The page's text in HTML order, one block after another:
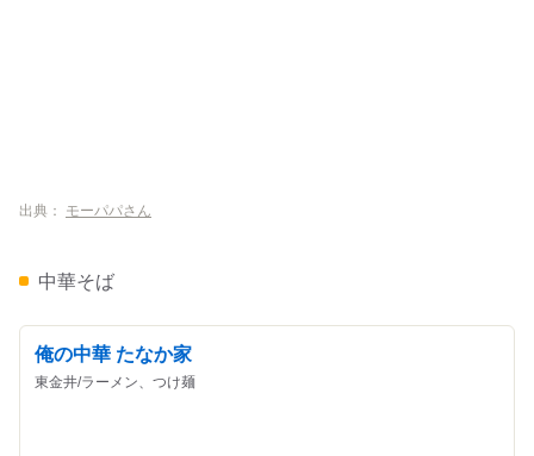
出典： モーパパさん
中華そば
俺の中華 たなか家
東金井/ラーメン、つけ麺